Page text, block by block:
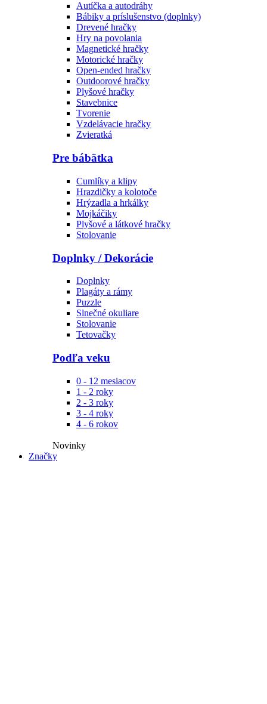
Autíčka a autodráhy
Bábiky a príslušenstvo (doplnky)
Drevené hračky
Hry na povolania
Magnetické hračky
Motorické hračky
Open-ended hračky
Outdoorové hračky
Plyšové hračky
Stavebnice
Tvorenie
Vzdelávacie hračky
Zvieratká
Pre bábätka
Cumlíky a klipy
Hrazdičky a kolotoče
Hrýzadla a hrkálky
Mojkáčiky
Plyšové a látkové hračky
Stolovanie
Doplnky / Dekorácie
Doplnky
Plagáty a rámy
Puzzle
Slnečné okuliare
Stolovanie
Tetovačky
Podľa veku
0 - 12 mesiacov
1 - 2 roky
2 - 3 roky
3 - 4 roky
4 - 6 rokov
Novinky​
Značky